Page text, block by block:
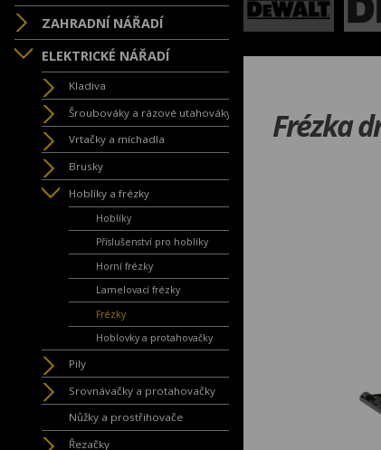
ZAHRADNÍ NÁŘADÍ
ELEKTRICKÉ NÁŘADÍ
Kladiva
Šroubováky a rázové utahováky
Vrtačky a míchadla
Brusky
Hoblíky a frézky
Hoblíky
Příslušenství pro hoblíky
Horní frézky
Lamelovací frézky
Frézky
Hoblovky a protahovačky
Pily
Srovnávačky a protahovačky
Nůžky a prostřihovače
Řezačky
Frézka